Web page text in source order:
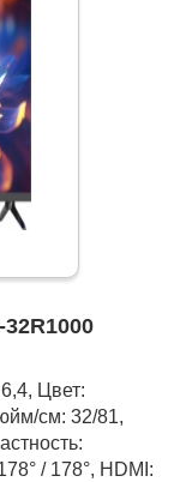
Цвет:
см: 32/81,
/ 178°, HDMI: